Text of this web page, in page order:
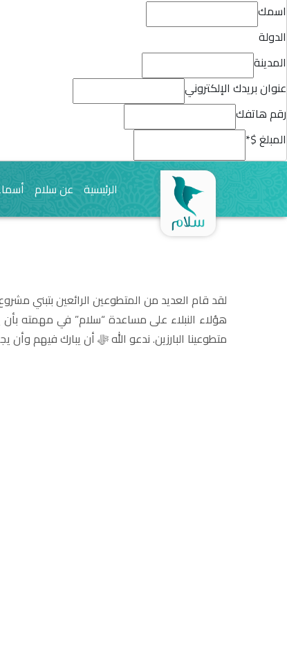
اسمك
الدولة
المدينة
عنوان بريدك الإلكتروني
رقم هاتفك
المبلغ $*
الرئيسية عن سلام
لقد قام العديد من المتطوعين الرائعين بتبني
هؤلاء النبلاء على مساعدة “سلام” في مهمته
متطوعينا البارزين. ندعو الله ﷻ أن يبارك فيهم وأن